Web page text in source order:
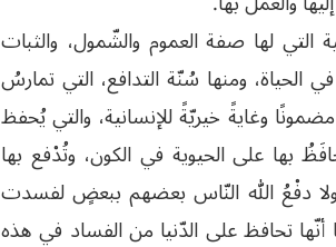
التي لها صفة العموم والشّمول، والثبات
الحياة، ومنها سُنّة التدافع، التي تمارسُ
وغايةً خيريّةً للإنسانية، والتي يُحفظ
بها على الحيوية في الكون، وتُدْفع بها
دفْعُ الله النّاس بعضهم ببعضٍ لفسدت
ذو فضلٍ على العالمين.” (البقرة: 151)، وكما أنّها تحافظ على الدّنيا من الفساد في هذه